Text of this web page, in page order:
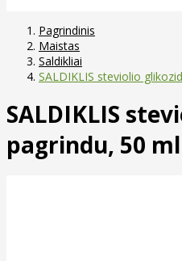
Pagrindinis
Maistas
Saldikliai
SALDIKLIS steviolio
SALDIKLIS
pagrindu, 50 ml